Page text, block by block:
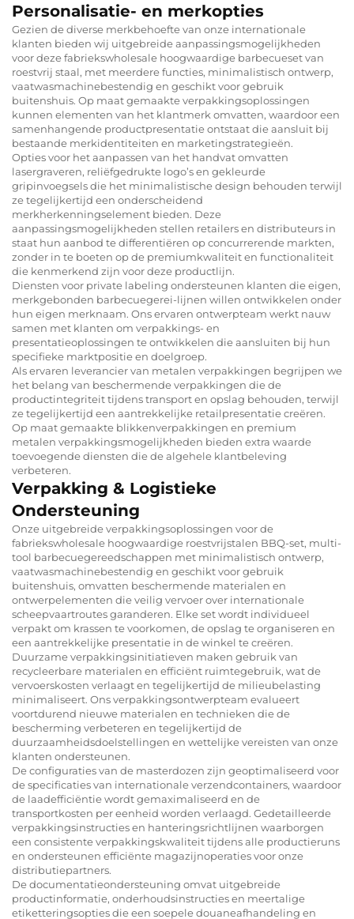
Personalisatie- en merkopties
Gezien de diverse merkbehoefte van onze internationale
klanten bieden wij uitgebreide aanpassingsmogelijkheden
voor deze fabriekswholesale hoogwaardige barbecueset van
roestvrij staal, met meerdere functies, minimalistisch ontwerp,
vaatwasmachinebestendig en geschikt voor gebruik
buitenshuis. Op maat gemaakte verpakkingsoplossingen
kunnen elementen van het klantmerk omvatten, waardoor een
samenhangende productpresentatie ontstaat die aansluit bij
bestaande merkidentiteiten en marketingstrategieën.
Opties voor het aanpassen van het handvat omvatten
lasergraveren, reliëfgedrukte logo’s en gekleurde
gripinvoegsels die het minimalistische design behouden terwijl
ze tegelijkertijd een onderscheidend
merkherkenningselement bieden. Deze
aanpassingsmogelijkheden stellen retailers en distributeurs in
staat hun aanbod te differentiëren op concurrerende markten,
zonder in te boeten op de premiumkwaliteit en functionaliteit
die kenmerkend zijn voor deze productlijn.
Diensten voor private labeling ondersteunen klanten die eigen,
merkgebonden barbecuegerei-lijnen willen ontwikkelen onder
hun eigen merknaam. Ons ervaren ontwerpteam werkt nauw
samen met klanten om verpakkings- en
presentatieoplossingen te ontwikkelen die aansluiten bij hun
specifieke marktpositie en doelgroep.
Als ervaren leverancier van metalen verpakkingen begrijpen we
het belang van beschermende verpakkingen die de
productintegriteit tijdens transport en opslag behouden, terwijl
ze tegelijkertijd een aantrekkelijke retailpresentatie creëren.
Op maat gemaakte blikkenverpakkingen en premium
metalen verpakkingsmogelijkheden bieden extra waarde
toevoegende diensten die de algehele klantbeleving
verbeteren.
Verpakking & Logistieke
Ondersteuning
Onze uitgebreide verpakkingsoplossingen voor de
fabriekswholesale hoogwaardige roestvrijstalen BBQ-set, multi-
tool barbecuegereedschappen met minimalistisch ontwerp,
vaatwasmachinebestendig en geschikt voor gebruik
buitenshuis, omvatten beschermende materialen en
ontwerpelementen die veilig vervoer over internationale
scheepvaartroutes garanderen. Elke set wordt individueel
verpakt om krassen te voorkomen, de opslag te organiseren en
een aantrekkelijke presentatie in de winkel te creëren.
Duurzame verpakkingsinitiatieven maken gebruik van
recycleerbare materialen en efficiënt ruimtegebruik, wat de
vervoerskosten verlaagt en tegelijkertijd de milieubelasting
minimaliseert. Ons verpakkingsontwerpteam evalueert
voortdurend nieuwe materialen en technieken die de
bescherming verbeteren en tegelijkertijd de
duurzaamheidsdoelstellingen en wettelijke vereisten van onze
klanten ondersteunen.
De configuraties van de masterdozen zijn geoptimaliseerd voor
de specificaties van internationale verzendcontainers, waardoor
de laadefficiëntie wordt gemaximaliseerd en de
transportkosten per eenheid worden verlaagd. Gedetailleerde
verpakkingsinstructies en hanteringsrichtlijnen waarborgen
een consistente verpakkingskwaliteit tijdens alle productieruns
en ondersteunen efficiënte magazijnoperaties voor onze
distributiepartners.
De documentatieondersteuning omvat uitgebreide
productinformatie, onderhoudsinstructies en meertalige
etiketteringsopties die een soepele douaneafhandeling en